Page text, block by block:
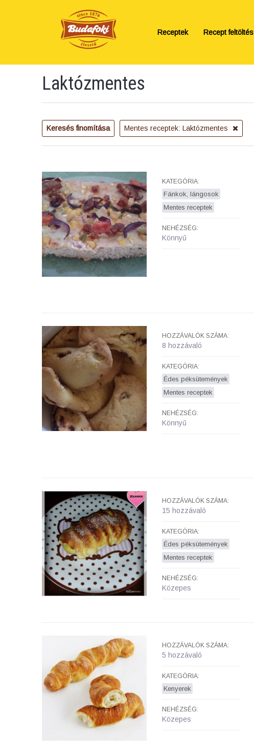
Receptek Recept feltöltés
Laktózmentes
Keresés finomítása Mentes receptek: Laktózmentes
KATEGÓRIA:
Fánkok, lángosok
Mentes receptek
NEHÉZSÉG:
Könnyű
HOZZÁVALÓK SZÁMA:
8 hozzávaló
KATEGÓRIA:
Édes péksütemények
Mentes receptek
NEHÉZSÉG:
Könnyű
HOZZÁVALÓK SZÁMA:
15 hozzávaló
KATEGÓRIA:
Édes péksütemények
Mentes receptek
NEHÉZSÉG:
Közepes
HOZZÁVALÓK SZÁMA:
5 hozzávaló
KATEGÓRIA:
Kenyerek
NEHÉZSÉG:
Közepes